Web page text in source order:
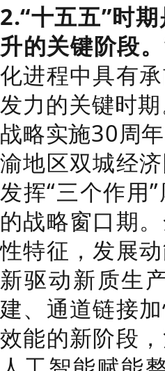
2.“十五五”时
升的关键阶段。
化进程中具有
发力的关键时
战略实施30周
渝地区双城经
发挥“三个作用
的战略窗口期
性特征，发展
新驱动新质生
建、通道链接
效能的新阶段